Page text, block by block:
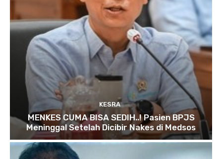
KESRA
MENKES CUMA BISA SEDIH..! Pasien BPJS
Meninggal Setelah Dicibir Nakes di Medsos